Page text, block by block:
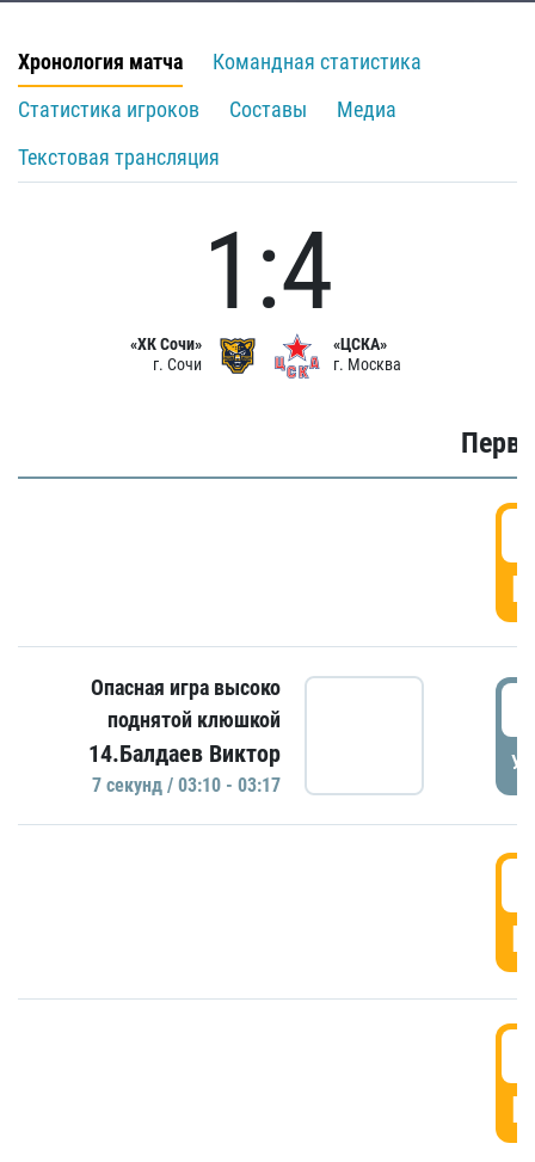
Хронология матча
Командная статистика
Статистика игроков
Составы
Медиа
Текстовая трансляция
«ХК Сочи»
г. Сочи
1:4
«ЦСКА»
г. Москва
Опасная игра высоко
поднятой клюшкой
14.Балдаев Виктор
7 секунд / 03:10 - 03:17